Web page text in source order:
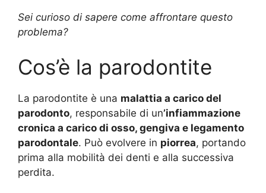
Sei curioso di sapere come affrontare questo
problema?
Cos’è la parodontite
La parodontite è una malattia a carico del
parodonto, responsabile di un’infiammazione
cronica a carico di osso, gengiva e legamento
parodontale. Può evolvere in piorrea, portando
prima alla mobilità dei denti e alla successiva
perdita.